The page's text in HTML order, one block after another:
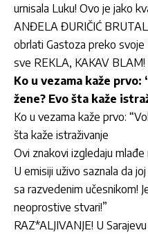
urnisala Luku! Ovo je jako
ANĐELA ĐURIČIĆ
obrlati Gastoza preko svoje
sve REKLA, KAKAV BLAM!
Ko u vezama kaže prvo:
žene? Evo šta kaže
Ko u vezama kaže prvo:
šta kaže istraživanje
Ovi znakovi izgledaju
U emisiji uživo saznala da
sa razvedenim učesnikom!
neoprostive stvari!”
RAZ*ALJIVANJE! U